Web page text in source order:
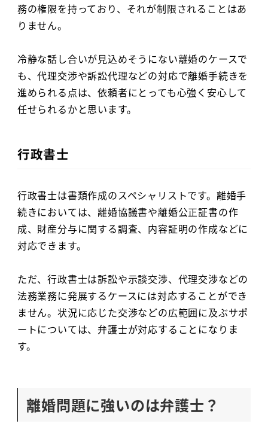
務の権限を持っており、それが制限されることはあ
りません。
冷静な話し合いが見込めそうにない離婚のケースで
も、代理交渉や訴訟代理などの対応で離婚手続きを
進められる点は、依頼者にとっても心強く安心して
任せられるかと思います。
行政書士
行政書士は書類作成のスペシャリストです。離婚手
続きにおいては、離婚協議書や離婚公正証書の作
成、財産分与に関する調査、内容証明の作成などに
対応できます。
ただ、行政書士は訴訟や示談交渉、代理交渉などの
法務業務に発展するケースには対応することができ
ません。状況に応じた交渉などの広範囲に及ぶサポ
ートについては、弁護士が対応することになりま
す。
離婚問題に強いのは弁護士？